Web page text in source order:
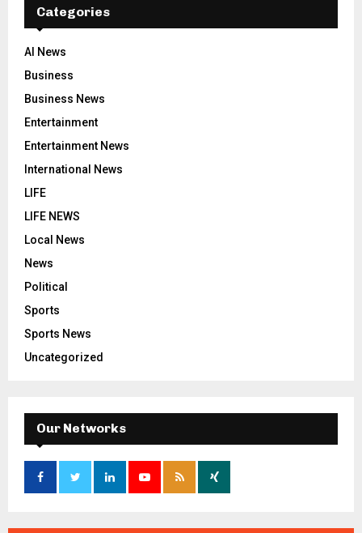
Categories
AI News
Business
Business News
Entertainment
Entertainment News
International News
LIFE
LIFE NEWS
Local News
News
Political
Sports
Sports News
Uncategorized
Our Networks